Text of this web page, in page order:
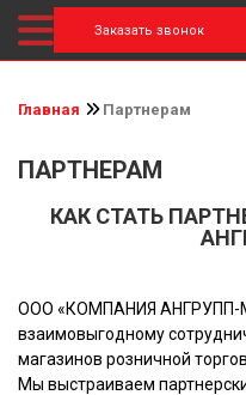
Заказать звонок
Главная Партнерам
ПАРТНЕРАМ
КАК СТАТЬ
ООО «КОМПАНИЯ АНГРУПП-
взаимовыгодному
магазинов розничной
Мы выстраиваем